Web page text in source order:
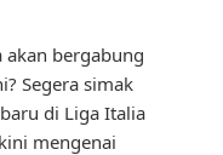
akan bergabung
Segera simak
di Liga Italia
mengenai